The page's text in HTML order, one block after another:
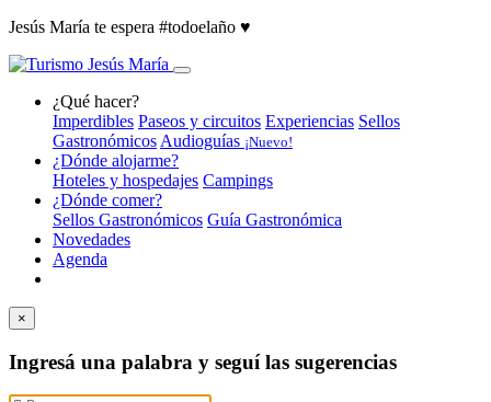
Jesús María te espera #todoelaño ♥️
¿Qué hacer?
Imperdibles Paseos y circuitos Experiencias Sellos
Gastronómicos Audioguías ¡Nuevo!
¿Dónde alojarme?
Hoteles y hospedajes Campings
¿Dónde comer?
Sellos Gastronómicos Guía Gastronómica
Novedades
Agenda
×
Ingresá una palabra y seguí las sugerencias